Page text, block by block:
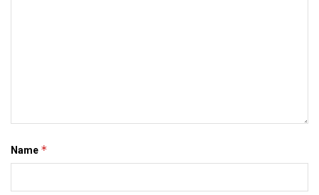
Name *